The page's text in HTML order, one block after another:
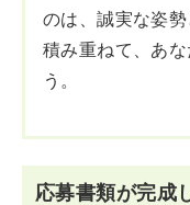
のは、誠実な姿
積み重ねて、あ
う。
応募書類が完成